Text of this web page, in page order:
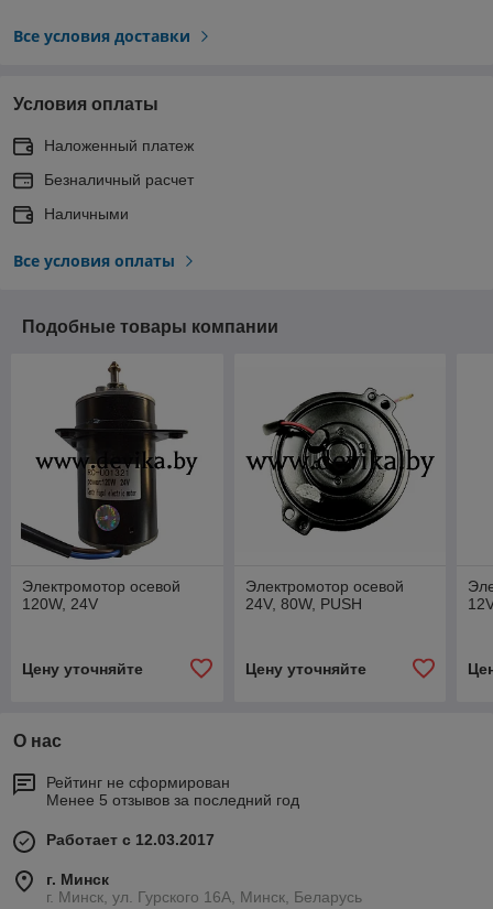
Все условия доставки
Условия оплаты
Наложенный платеж
Безналичный расчет
Наличными
Все условия оплаты
Подобные товары компании
Электромотор осевой
120W, 24V
Цену уточняйте
Электромотор осевой
24V, 80W, PUSH
Цену уточняйте
О нас
Рейтинг не сформирован
Менее 5 отзывов за последний год
Работает с 12.03.2017
г. Минск
г. Минск, ул. Гурского 16А, Минск, Беларусь